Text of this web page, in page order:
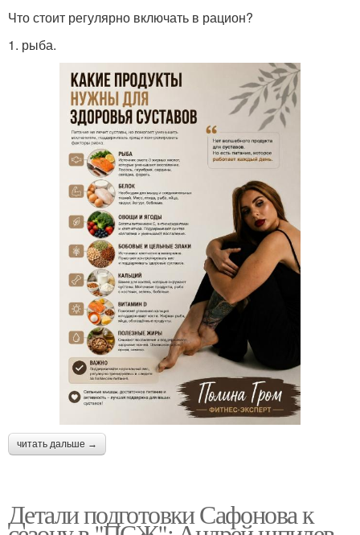
Что стоит регулярно включать в рацион?
1. рыба.
читать дальше →
Детали подготовки Сафонова к